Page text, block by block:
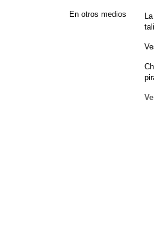
En otros medios